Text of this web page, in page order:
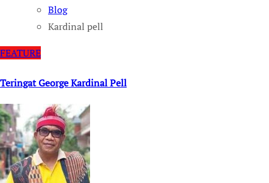
Blog
Kardinal pell
FEATURE
Teringat George Kardinal Pell